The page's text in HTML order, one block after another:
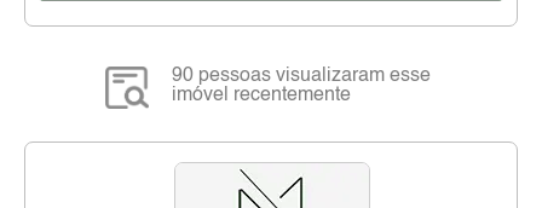
90 pessoas visualizaram esse
imóvel recentemente